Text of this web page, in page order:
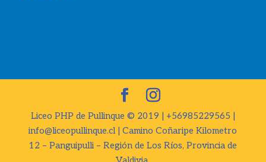
Liceo PHP de Pullinque © 2019 | +56985229565 |
info@liceopullinque.cl | Camino Coñaripe Kilometro
12 – Panguipulli – Región de Los Ríos, Provincia de